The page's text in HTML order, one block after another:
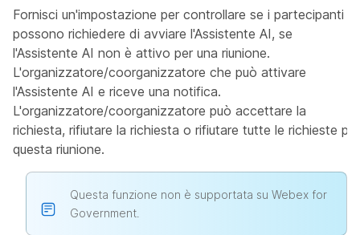
Fornisci un'impostazione per controllare se i partecipanti
possono richiedere di avviare l'Assistente AI, se
l'Assistente AI non è attivo per una riunione.
L'organizzatore/coorganizzatore che può attivare
l'Assistente AI e riceve una notifica.
L'organizzatore/coorganizzatore può accettare la
richiesta, rifiutare la richiesta o rifiutare tutte le richieste per
questa riunione.
Questa funzione non è supportata su Webex for
Government.